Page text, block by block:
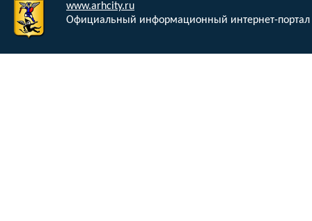
www.arhcity.ru
Официальный информационный интернет-портал